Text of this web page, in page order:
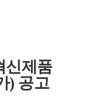
신제품
) 공고